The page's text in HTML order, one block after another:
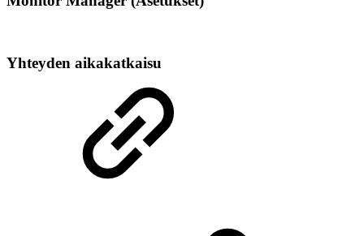
Yhteyden aikakatkaisu